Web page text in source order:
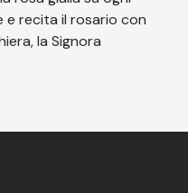
e recita il rosario con
la Signora